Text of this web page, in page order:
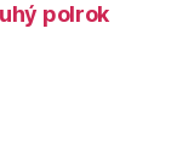
polrok